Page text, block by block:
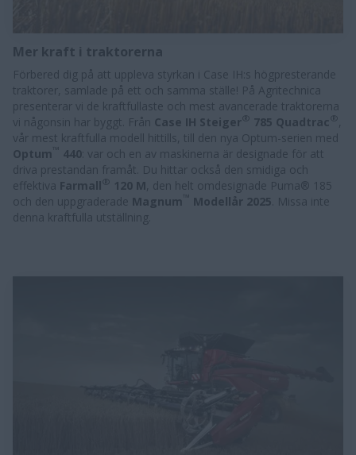
Mer kraft i traktorerna
Förbered dig på att uppleva styrkan i Case IH:s högpresterande
traktorer, samlade på ett och samma ställe! På Agritechnica
presenterar vi de kraftfullaste och mest avancerade traktorerna
vi någonsin har byggt. Från Case IH Steiger ® 785 Quadtrac ® ,
vår mest kraftfulla modell hittills, till den nya Optum-serien med
Optum
440 : var och en av maskinerna är designade för att
driva prestandan framåt. Du hittar också den smidiga och
effektiva Farmall ® 120 M, den helt omdesignade Puma® 185
och den uppgraderade Magnum Modellår 2025 . Missa inte
denna kraftfulla utställning.